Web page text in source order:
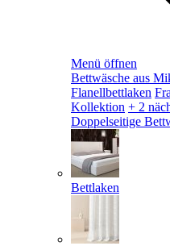
Menü öffnen
Bettwäsche aus
Flanellbettlaken
Kollektion + 2
Doppelseitige
Bettlaken